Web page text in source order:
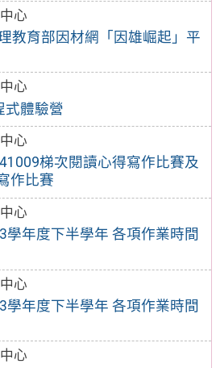
心
教育部因材網「因雄崛起」平
心
式體驗營
心
梯次閱讀心得寫作比賽及
作比賽
心
學年度下半學年 各項作業時間
心
學年度下半學年 各項作業時間
心